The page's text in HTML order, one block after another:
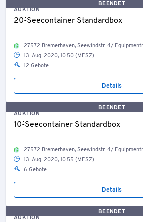
BEENDET
AUKTION
20´-Seecontainer Standardbox
27572 Bremerhaven, Seewindstr. 4/ Equipmentmanagement
13. Aug. 2020, 10:50 (MESZ)
12 Gebote
Details
BEENDET
AUKTION
10´-Seecontainer Standardbox
27572 Bremerhaven, Seewindstr. 4/ Equipmentmanagement
13. Aug. 2020, 10:55 (MESZ)
6 Gebote
Details
BEENDET
AUKTION